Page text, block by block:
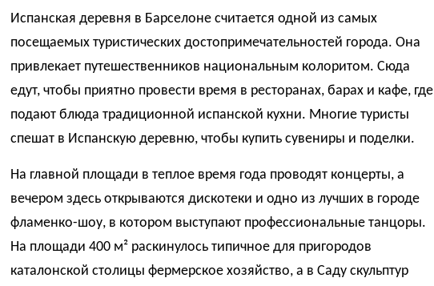
Испанская деревня в Барселоне считается одной из самых
посещаемых туристических достопримечательностей города. Она
привлекает путешественников национальным колоритом. Сюда
едут, чтобы приятно провести время в ресторанах, барах и кафе, где
подают блюда традиционной испанской кухни. Многие туристы
спешат в Испанскую деревню, чтобы купить сувениры и поделки.
На главной площади в теплое время года проводят концерты, а
вечером здесь открываются дискотеки и одно из лучших в городе
фламенко-шоу, в котором выступают профессиональные танцоры.
На площади 400 м² раскинулось типичное для пригородов
каталонской столицы фермерское хозяйство, а в Саду скульптур